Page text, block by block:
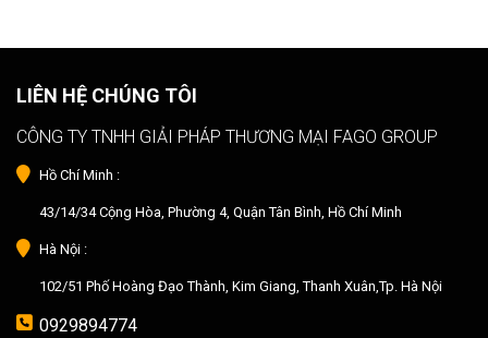
LIÊN HỆ CHÚNG TÔI
CÔNG TY TNHH GIẢI PHÁP THƯƠNG MẠI FAGO GROUP
Hồ Chí Minh :
43/14/34 Cộng Hòa, Phường 4, Quận Tân Bình, Hồ Chí Minh
Hà Nội :
102/51 Phố Hoàng Đạo Thành, Kim Giang, Thanh Xuân,Tp. Hà Nội
0929894774